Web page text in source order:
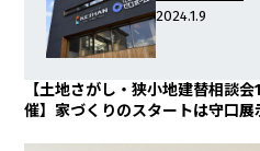
2024.1.9
【土地さがし・狭小地建替相談
催】家づくりのスタートは守口展